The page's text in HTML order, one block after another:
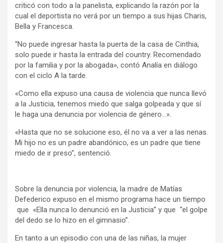
criticó con todo a la panelista, explicando la razón por la
cual el deportista no verá por un tiempo a sus hijas Charis,
Bella y Francesca.
“No puede ingresar hasta la puerta de la casa de Cinthia,
solo puede ir hasta la entrada del country. Recomendado
por la familia y por la abogada», contó Analía en diálogo
con el ciclo A la tarde.
«Como ella expuso una causa de violencia que nunca llevó
a la Justicia, tenemos miedo que salga golpeada y que sí
le haga una denuncia por violencia de género…».
«Hasta que no se solucione eso, él no va a ver a las nenas.
Mi hijo no es un padre abandónico, es un padre que tiene
miedo de ir preso”, sentenció.
Sobre la denuncia por violencia, la madre de Matías
Defederico expuso en el mismo programa hace un tiempo
que «Ella nunca lo denunció en la Justicia” y que “el golpe
del dedo se lo hizo en el gimnasio”.
En tanto a un episodio con una de las niñas, la mujer